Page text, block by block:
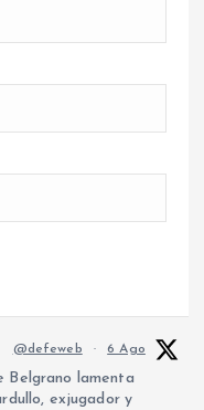
@defeweb · 6 Ago
Belgrano lamenta
exjugador y